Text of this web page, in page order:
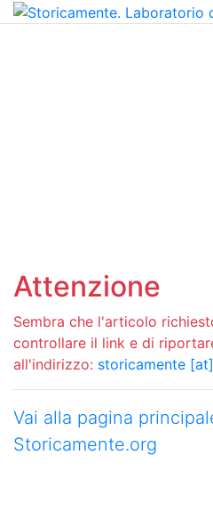
Attenzione
Sembra che l'articolo
controllare il link e di
all'indirizzo: storicamente
Vai alla pagina
Storicamente.org